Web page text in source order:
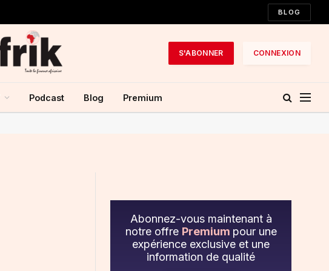
BLOG
S'ABONNER CONNEXION
Podcast Blog Premium
Abonnez-vous maintenant à
notre offre Premium pour une
expérience exclusive et une
information de qualité